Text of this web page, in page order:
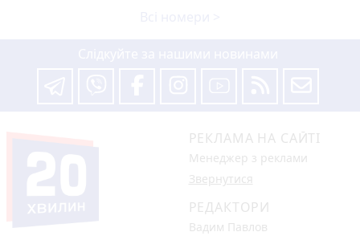
РЕКЛАМА НА САЙТІ
Менеджер з реклами
Звернутися
РЕДАКТОРИ
Вадим Павлов